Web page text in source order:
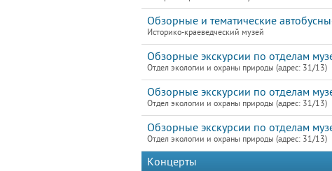
Обзорные и тематические
Историко-краеведческий музей
Обзорные экскурсии по отделам
Отдел экологии и охраны природы (адрес: 31/13)
Обзорные экскурсии по отделам
Отдел экологии и охраны природы (адрес: 31/13)
Обзорные экскурсии по отделам
Отдел экологии и охраны природы (адрес: 31/13)
Концерты